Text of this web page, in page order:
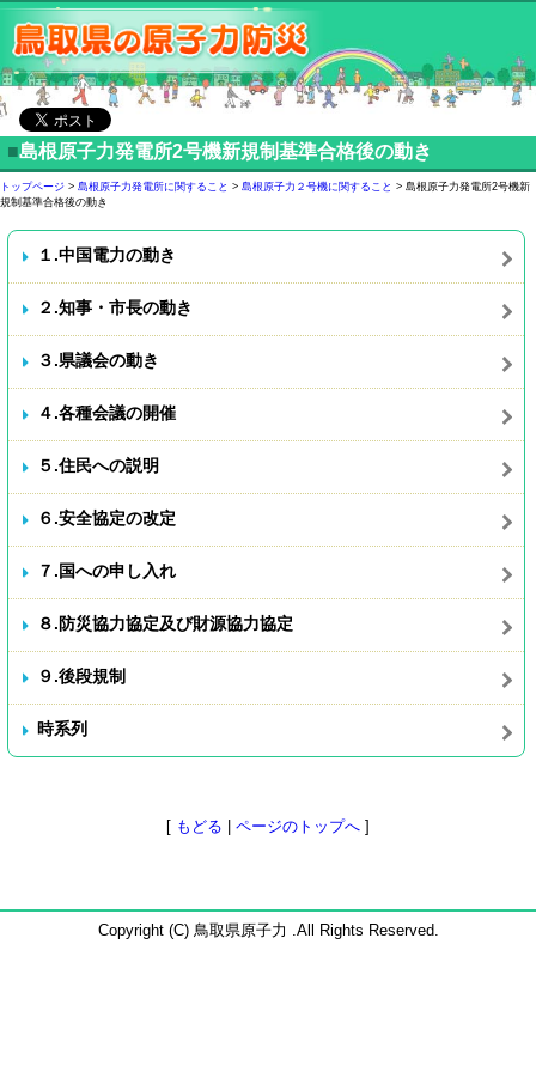
■島根原子力発電所2号機新規制基準合格後の動き
トップページ > 島根原子力発電所に関すること > 島根原子力２号機に関すること > 島根原子力発電所2号機新
規制基準合格後の動き
１.中国電力の動き
２.知事・市長の動き
３.県議会の動き
４.各種会議の開催
５.住民への説明
６.安全協定の改定
７.国への申し入れ
８.防災協力協定及び財源協力協定
９.後段規制
時系列
[ もどる ページのトップへ ]
Copyright (C) 鳥取県原子力 .All Rights Reserved.